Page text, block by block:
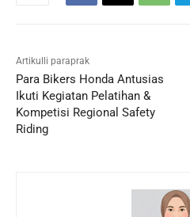
Artikulli paraprak
Para Bikers Honda Antusias
Ikuti Kegiatan Pelatihan &
Kompetisi Regional Safety
Riding